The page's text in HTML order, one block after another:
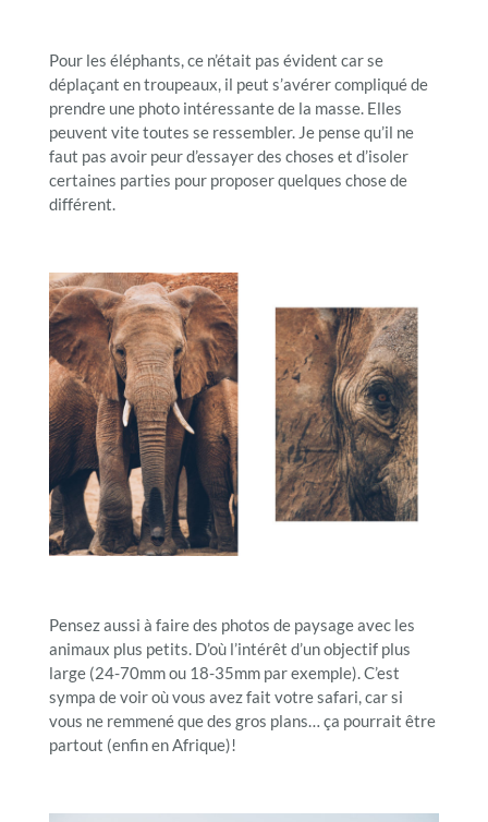
Pour les éléphants, ce n’était pas évident car se
déplaçant en troupeaux, il peut s’avérer compliqué de
prendre une photo intéressante de la masse. Elles
peuvent vite toutes se ressembler. Je pense qu’il ne
faut pas avoir peur d’essayer des choses et d’isoler
certaines parties pour proposer quelques chose de
différent.
Pensez aussi à faire des photos de paysage avec les
animaux plus petits. D’où l’intérêt d’un objectif plus
large (24-70mm ou 18-35mm par exemple). C’est
sympa de voir où vous avez fait votre safari, car si
vous ne remmené que des gros plans… ça pourrait être
partout (enfin en Afrique)!